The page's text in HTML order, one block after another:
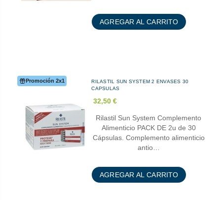
AGREGAR AL CARRITO
Promoción 2x1
RILASTIL SUN SYSTEM 2 ENVASES 30
CAPSULAS
32,50 €
Rilastil Sun System Complemento
Alimenticio PACK DE 2u de 30
Cápsulas. Complemento alimenticio
antio…
AGREGAR AL CARRITO